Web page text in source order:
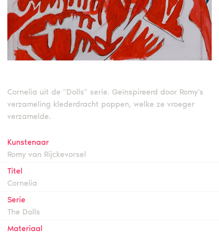
Cornelia uit de "Dolls" serie. Geïnspireerd door Romy's
verzameling klederdracht poppen, welke ze vroeger
verzamelde.
Kunstenaar
Romy van Rijckevorsel
Titel
Cornelia
Serie
The Dolls
Materiaal